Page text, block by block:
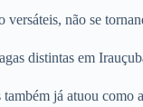
não se
distintas em
já atuou como